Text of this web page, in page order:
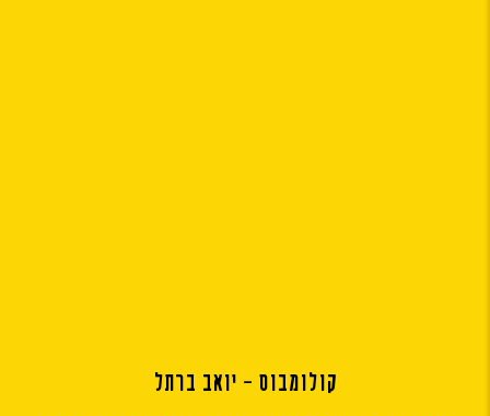
קולומבוס – יואב ברתל